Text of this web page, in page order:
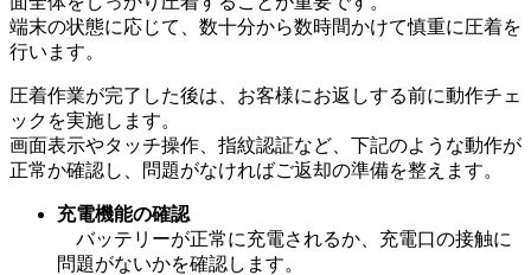
端末の状態に応じて、数十分から数時間かけて慎重に圧着を
行います。
圧着作業が完了した後は、お客様にお返しする前に動作チェ
ックを実施します。
画面表示やタッチ操作、指紋認証など、下記のような動作が
正常か確認し、問題がなければご返却の準備を整えます。
充電機能の確認
バッテリーが正常に充電されるか、充電口の接触に
問題がないかを確認します。